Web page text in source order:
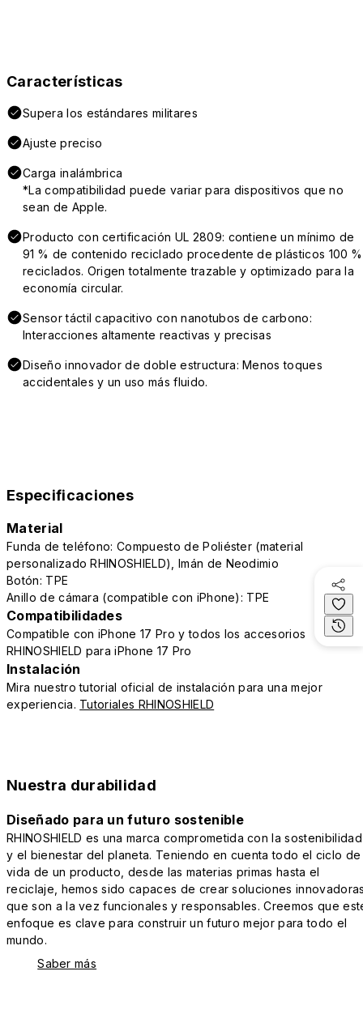
Características
Supera los estándares militares
Ajuste preciso
Carga inalámbrica
*La compatibilidad puede variar para dispositivos que no
sean de Apple.
Producto con certificación UL 2809: contiene un mínimo de
91 % de contenido reciclado procedente de plásticos 100 %
reciclados. Origen totalmente trazable y optimizado para la
economía circular.
Sensor táctil capacitivo con nanotubos de carbono:
Interacciones altamente reactivas y precisas
Diseño innovador de doble estructura: Menos toques
accidentales y un uso más fluido.
Especificaciones
Material
Funda de teléfono: Compuesto de Poliéster (material
personalizado RHINOSHIELD), Imán de Neodimio
Botón: TPE
Anillo de cámara (compatible con iPhone): TPE
Compatibilidades
Compatible con iPhone 17 Pro y todos los accesorios
RHINOSHIELD para iPhone 17 Pro
Instalación
Mira nuestro tutorial oficial de instalación para una mejor
experiencia. Tutoriales RHINOSHIELD
Nuestra durabilidad
Diseñado para un futuro sostenible
RHINOSHIELD es una marca comprometida con la sostenibilidad
y el bienestar del planeta. Teniendo en cuenta todo el ciclo de
vida de un producto, desde las materias primas hasta el
reciclaje, hemos sido capaces de crear soluciones
que son a la vez funcionales y responsables. Creemos que
enfoque es clave para construir un futuro mejor para todo el
mundo.
Saber más